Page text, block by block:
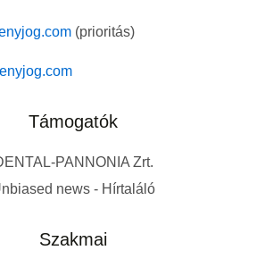
(prioritás)
Támogatók
PANNONIA Zrt.
news - Hírtaláló
Szakmai